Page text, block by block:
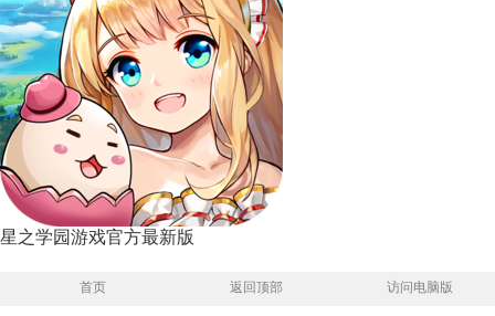
星之学园游戏官方最新版
首页 返回顶部 访问电脑版